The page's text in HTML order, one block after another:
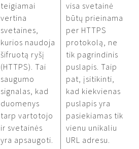
teigiamai
vertina
svetaines,
kurios naudoja
šifruotą ryšį
(HTTPS). Tai
saugumo
signalas, kad
duomenys
tarp vartotojo
ir svetainės
yra apsaugoti.
visa svetainė
būtų prieinama
per HTTPS
protokolą, ne
tik pagrindinis
puslapis. Taip
pat, įsitikinti,
kad kiekvienas
puslapis yra
pasiekiamas tik
vienu unikaliu
URL adresu.